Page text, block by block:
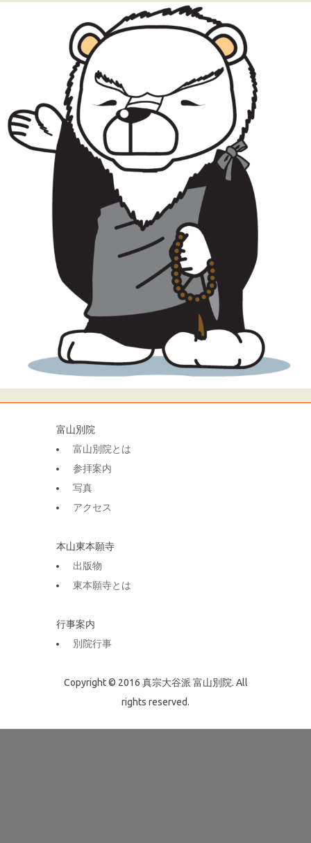
富山別院
富山別院とは
参拝案内
写真
アクセス
本山東本願寺
出版物
東本願寺とは
行事案内
別院行事
Copyright © 2016 真宗大谷派 富山別院. All
rights reserved.